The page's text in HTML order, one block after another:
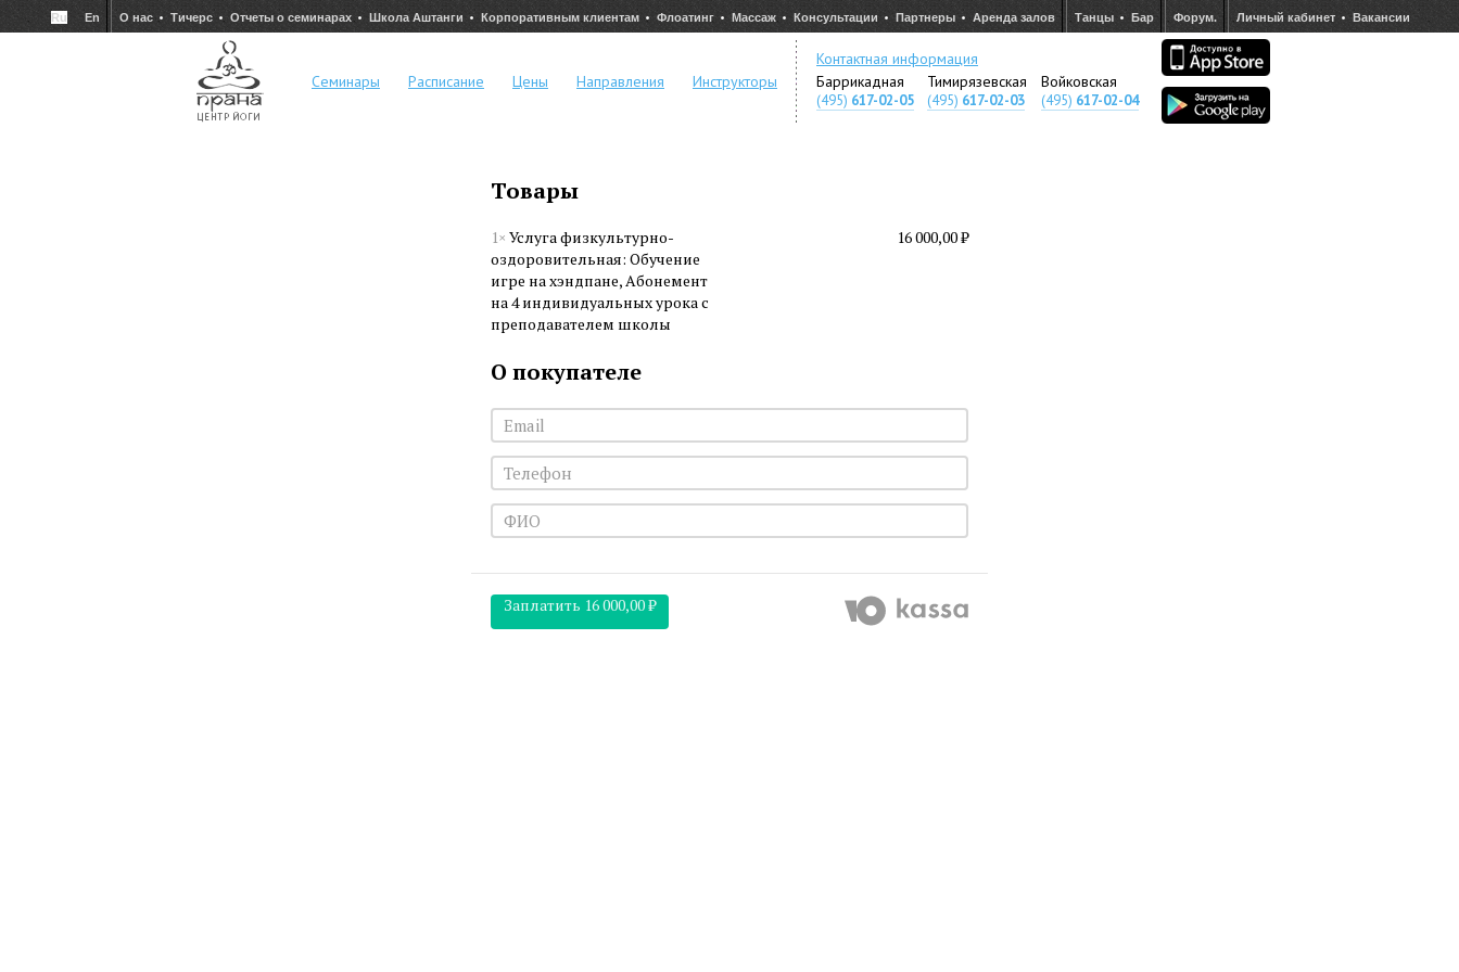
Ru En О нас Тичерс Отчеты о семинарах Школа Аштанги Корпоративным клиентам Флоатинг Массаж Консультации Партнеры Аренда залов Танцы Бар Форум. Личный кабинет Вакансии
Семинары Расписание Цены Направления Инструкторы
Контактная информация
Баррикадная
Тимирязевская Войковская
(495) 617-02-05 (495) 617-02-03 (495) 617-02-04
Товары
1× Услуга физкультурно-
оздоровительная: Обучение
игре на хэндпане, Абонемент
на 4 индивидуальных урока с
преподавателем школы
16 000,00 ₽
О покупателе
Заплатить 16 000,00 ₽